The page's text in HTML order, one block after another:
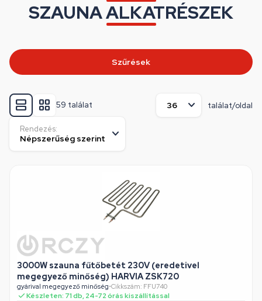
SZAUNA ALKATRÉSZEK
59 találat találat/oldal
Rendezés:
3000W szauna fűtőbetét 230V (eredetivel
megegyező minőség) HARVIA ZSK720
gyárival megegyező minőség•Cikkszám: FFU740
Készleten: 71 db, 24-72 órás kiszállítással
Szűrések